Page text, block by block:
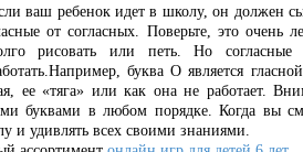
ваш ребенок идет в школу, он должен
от согласных. Поверьте, это
рисовать или петь. Но
буква О является
ее «тяга» или как она не работает.
буквами в любом порядке. Когда вы
и удивлять всех своими знаниями.